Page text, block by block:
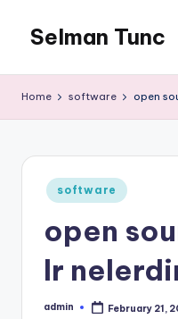
Selman Tunc
Home software open
Posted
in
software
open
lr
Posted
admin February 21,